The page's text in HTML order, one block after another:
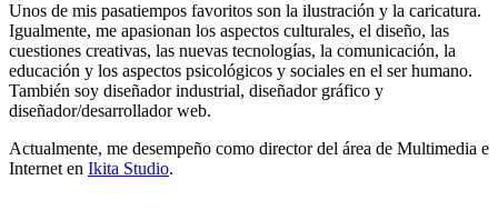
Unos de mis pasatiempos favoritos son la ilustración y la caricatura.
Igualmente, me apasionan los aspectos culturales, el diseño, las
cuestiones creativas, las nuevas tecnologías, la comunicación, la
educación y los aspectos psicológicos y sociales en el ser humano.
También soy diseñador industrial, diseñador gráfico y
diseñador/desarrollador web.
Actualmente, me desempeño como director del área de Multimedia e
Internet en Ikita Studio.